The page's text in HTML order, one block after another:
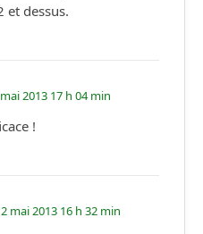
et dessus.
2013 17 h 04 min
!
mai 2013 16 h 32 min